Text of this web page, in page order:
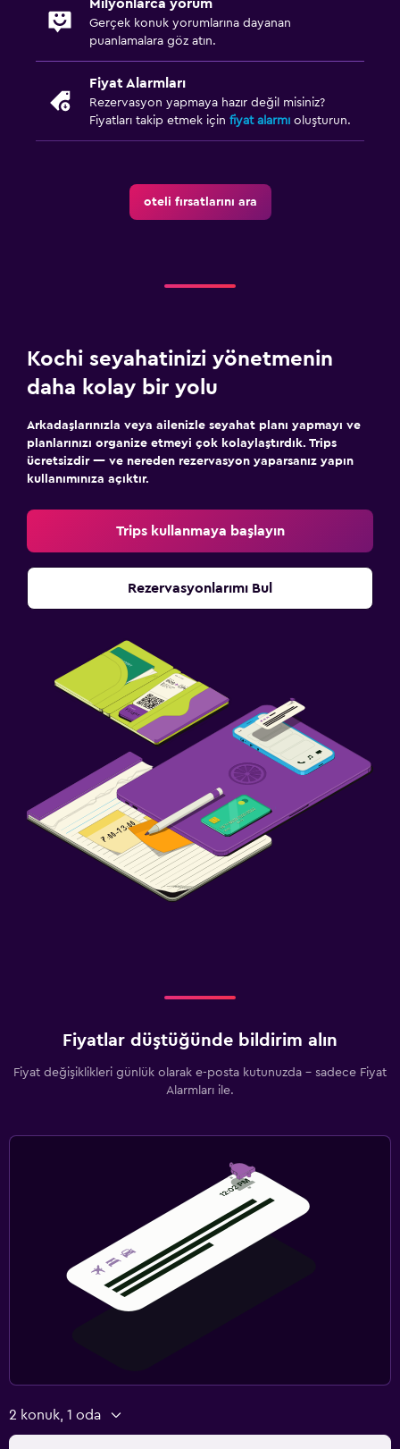
Milyonlarca yorum
Gerçek konuk yorumlarına dayanan
puanlamalara göz atın.
Fiyat Alarmları
Rezervasyon yapmaya hazır değil misiniz?
Fiyatları takip etmek için fiyat alarmı oluşturun.
oteli fırsatlarını ara
Kochi seyahatinizi yönetmenin
daha kolay bir yolu
Arkadaşlarınızla veya ailenizle seyahat planı yapmayı ve
planlarınızı organize etmeyi çok kolaylaştırdık. Trips
ücretsizdir — ve nereden rezervasyon yaparsanız yapın
kullanımınıza açıktır.
Trips kullanmaya başlayın
Rezervasyonlarımı Bul
Fiyatlar düştüğünde bildirim alın
Fiyat değişiklikleri günlük olarak e-posta kutunuzda - sadece Fiyat
Alarmları ile.
2 konuk, 1 oda